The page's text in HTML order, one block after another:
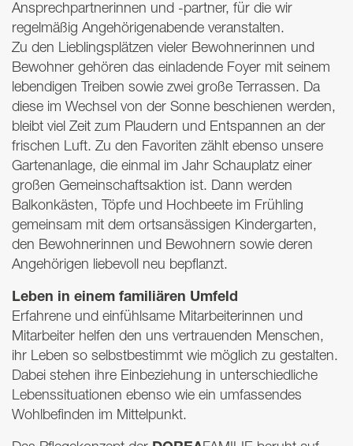
Ansprechpartnerinnen und -partner, für die wir
regelmäßig Angehörigenabende veranstalten.
Zu den Lieblingsplätzen vieler Bewohnerinnen und
Bewohner gehören das einladende Foyer mit seinem
lebendigen Treiben sowie zwei große Terrassen. Da
diese im Wechsel von der Sonne beschienen werden,
bleibt viel Zeit zum Plaudern und Entspannen an der
frischen Luft. Zu den Favoriten zählt ebenso unsere
Gartenanlage, die einmal im Jahr Schauplatz einer
großen Gemeinschaftsaktion ist. Dann werden
Balkonkästen, Töpfe und Hochbeete im Frühling
gemeinsam mit dem ortsansässigen Kindergarten,
den Bewohnerinnen und Bewohnern sowie deren
Angehörigen liebevoll neu bepflanzt.
Leben in einem familiären Umfeld
Erfahrene und einfühlsame Mitarbeiterinnen und
Mitarbeiter helfen den uns vertrauenden Menschen,
ihr Leben so selbstbestimmt wie möglich zu gestalten.
Dabei stehen ihre Einbeziehung in unterschiedliche
Lebenssituationen ebenso wie ein umfassendes
Wohlbefinden im Mittelpunkt.